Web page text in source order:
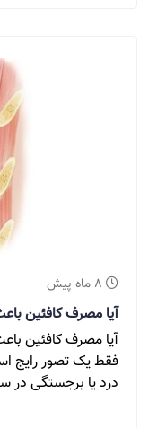
8 ماه پیش
آیا مصرف کافئین
آیا مصرف کافئین
فقط یک تصور رایج
درد یا برجستگی در